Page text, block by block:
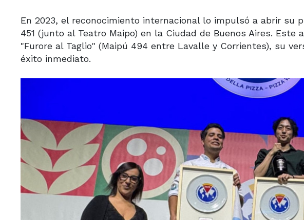
En 2023, el reconocimiento internacional lo impulsó a abrir su
451 (junto al Teatro Maipo) en la Ciudad de Buenos Aires.
"Furore al Taglio" (Maipú 494 entre Lavalle y Corrientes), su
éxito inmediato.